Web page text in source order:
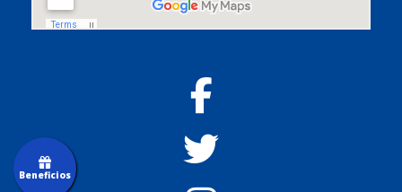
Beneficios